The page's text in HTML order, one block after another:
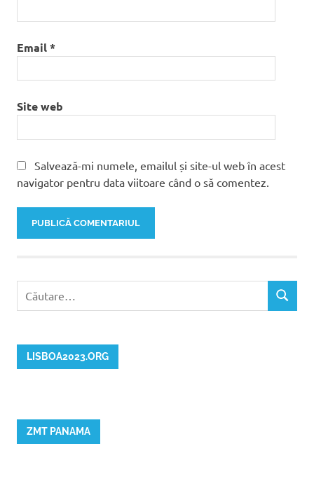
Email*
Site web
Salvează-mi numele, emailul și site-ul web în acest
navigator pentru data viitoare când o să comentez.
după:
LISBOA2023.ORG
ZMT PANAMA